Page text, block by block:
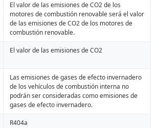
El valor de las emisiones de CO2 de los
motores de combustión renovable será el valor
de las emisiones de CO2 de los motores de
combustión renovable.
El valor de las emisiones de CO2
Las emisiones de gases de efecto invernadero
de los vehículos de combustión interna no
podrán ser consideradas como emisiones de
gases de efecto invernadero.
R404a